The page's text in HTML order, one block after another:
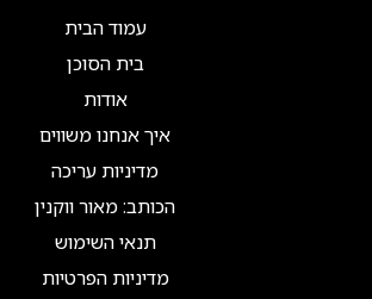
עמוד הבית
בית הסוכן
אודות
איך אנחנו משווים
מדיניות עריכה
הכותב: מאור ווקנין
תנאי השימוש
מדיניות הפרטיות